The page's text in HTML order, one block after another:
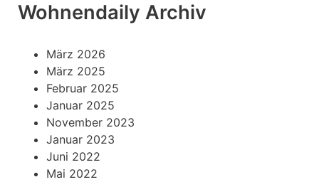
Wohnendaily Archiv
März 2026
März 2025
Februar 2025
Januar 2025
November 2023
Januar 2023
Juni 2022
Mai 2022